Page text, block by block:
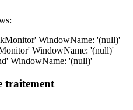
WindowName: '(null)'
WindowName: '(null)'
WindowName: '(null)'
traitement